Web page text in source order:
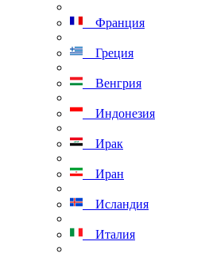
Франция
Греция
Венгрия
Индонезия
Ирак
Иран
Исландия
Италия